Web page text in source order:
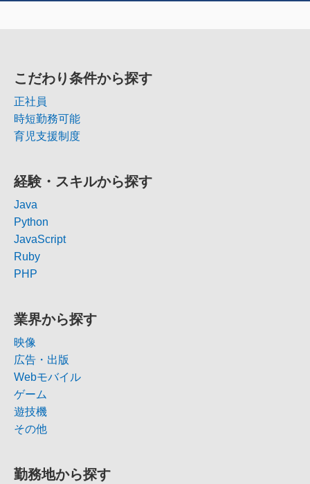
こだわり条件から探す
正社員
時短勤務可能
育児支援制度
経験・スキルから探す
Java
Python
JavaScript
Ruby
PHP
業界から探す
映像
広告・出版
Webモバイル
ゲーム
遊技機
その他
勤務地から探す